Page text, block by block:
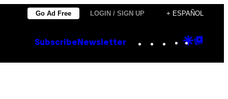
Go Ad Free LOGIN / SIGN UP + ESPAÑOL
Subscribe Newsletter Instagram
TikTok
YouTube
Google